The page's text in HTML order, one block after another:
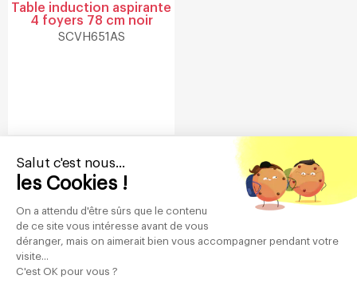
Table induction aspirante
4 foyers 78 cm noir
SCVH651AS
1 2 Suivant >
Abonnez-vous
à notre newsletter
Salut c'est nous...
les Cookies !
On a attendu d'être sûrs que le contenu
de ce site vous intéresse avant de vous
déranger, mais on aimerait bien vous accompagner pendant votre
visite...
C'est OK pour vous ?